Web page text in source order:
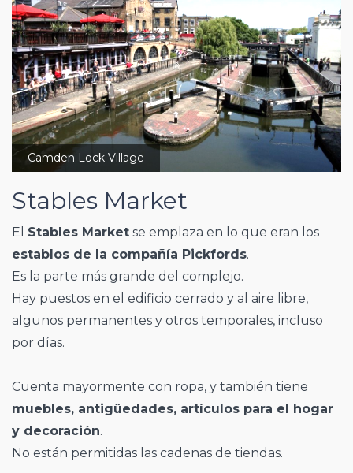
Camden Lock Village
Stables Market
El Stables Market se emplaza en lo que eran los
establos de la compañía Pickfords.
Es la parte más grande del complejo.
Hay puestos en el edificio cerrado y al aire libre,
algunos permanentes y otros temporales, incluso
por días.
Cuenta mayormente con ropa, y también tiene
muebles, antigüedades, artículos para el hogar
y decoración.
No están permitidas las cadenas de tiendas.